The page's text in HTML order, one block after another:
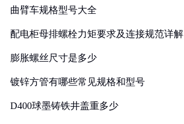
曲臂车规格型号大全
配电柜母排螺栓力矩要求及连接规范详解
膨胀螺丝尺寸是多少
镀锌方管有哪些常见规格和型号
D400球墨铸铁井盖重多少